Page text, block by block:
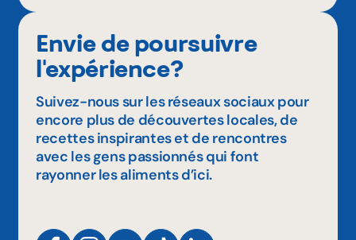
Envie de poursuivre
l'expérience?
Suivez-nous sur les réseaux sociaux pour
encore plus de découvertes locales, de
recettes inspirantes et de rencontres
avec les gens passionnés qui font
rayonner les aliments d’ici.